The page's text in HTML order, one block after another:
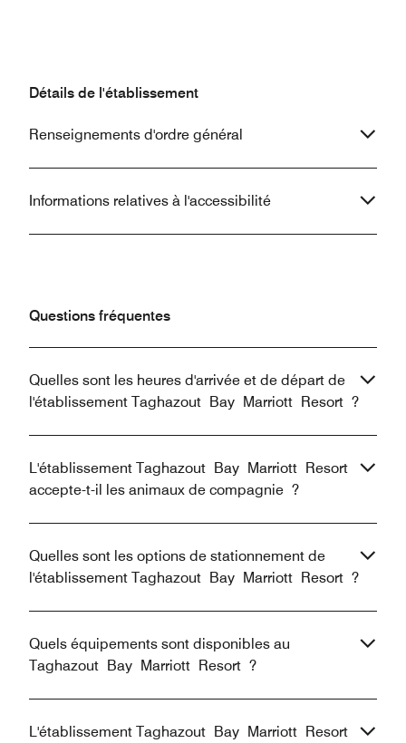
Détails de l'établissement
Renseignements d'ordre général
Informations relatives à l'accessibilité
Questions fréquentes
Quelles sont les heures d'arrivée et de départ de
l'établissement Taghazout Bay Marriott Resort ?
L'établissement Taghazout Bay Marriott Resort
accepte-t-il les animaux de compagnie ?
Quelles sont les options de stationnement de
l'établissement Taghazout Bay Marriott Resort ?
Quels équipements sont disponibles au
Taghazout Bay Marriott Resort ?
L'établissement Taghazout Bay Marriott Resort